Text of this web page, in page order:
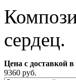
сердец.
Цена с доставкой
9360 руб.